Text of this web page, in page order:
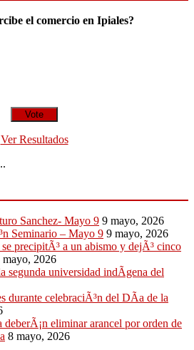
el comercio en Ipiales?
Ver Resultados
Sanchez- Mayo 9 9 mayo, 2026
Seminario – Mayo 9 9 mayo, 2026
precipitÃ³ a un abismo y dejÃ³ cinco
mayo, 2026
segunda universidad indÃ­gena del
durante celebraciÃ³n del DÃ­a de la
eliminar arancel por orden de
8 mayo, 2026